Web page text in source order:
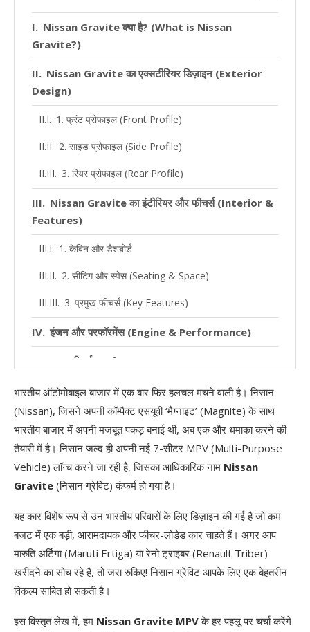
Nissan Gravite क्या है? (What is Nissan
Gravite?)
Nissan Gravite का एक्सटीरियर डिज़ाइन (Exterior
Design)
1. फ्रंट प्रोफाइल (Front Profile)
2. साइड प्रोफाइल (Side Profile)
3. रियर प्रोफाइल (Rear Profile)
Nissan Gravite का इंटीरियर और फीचर्स (Interior &
Features)
1. केबिन और डैशबोर्ड
2. सीटिंग और स्पेस (Seating & Space)
3. प्रमुख फीचर्स (Key Features)
इंजन और परफॉरमेंस (Engine & Performance)
सुरक्षा फीचर्स (Safety Features)
Nissan Gravite की संभावित कीमत (Expected Price
in India)
लॉन्च की तारीख (Launch Date)
मुकाबला (Competition)
क्यों चुनें Nissan Gravite? (Why Choose Nissan
Gravite?)
निष्कर्ष (Conclusion)
अक्सर पूछे जाने वाले प्रश्न (FAQ) – Nissan Gravite
MPV
अस्वीकरण (Disclaimer)
भारतीय ऑटोमोबाइल बाजार में एक बार फिर हलचल मचने वाली है। निसान
(Nissan), जिसने अपनी कॉम्पैक्ट एसयूवी ‘मैग्नाइट’ (Magnite) के साथ
भारतीय बाजार में अपनी मजबूत पकड़ बनाई थी, अब एक और धमाका करने की
तैयारी में है। निसान जल्द ही अपनी नई 7-सीटर MPV (Multi-Purpose
Vehicle) लॉन्च करने जा रही है, जिसका आधिकारिक नाम Nissan
Gravite (निसान ग्रेविट) कंफर्म हो गया है।
यह कार विशेष रूप से उन भारतीय परिवारों के लिए डिज़ाइन की गई है जो कम
बजट में एक बड़ी, आरामदायक और फीचर-लोडेड कार चाहते हैं। अगर आप
मारुति अर्टिगा (Maruti Ertiga) या रेनो ट्राइबर (Renault Triber)
खरीदने का सोच रहे हैं, तो जरा रुकिए! निसान ग्रेविट आपके लिए एक बेहतरीन
विकल्प साबित हो सकती है।
इस विस्तृत लेख में, हम Nissan Gravite MPVके हर पहलू पर चर्चा करेंगे